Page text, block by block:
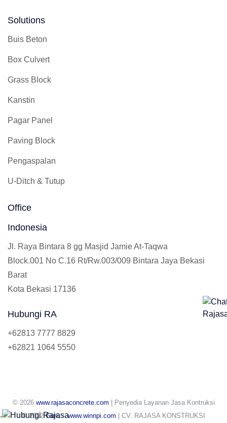
Solutions
Buis Beton
Box Culvert
Grass Block
Kanstin
Pagar Panel
Paving Block
Pengaspalan
U-Ditch & Tutup
Office
Indonesia
Jl. Raya Bintara 8 gg Masjid Jamie At-Taqwa
Block.001 No C.16 Rt/Rw.003/009 Bintara Jaya Bekasi
Barat
Kota Bekasi 17136
Hubungi RA
+62813 7777 8829
+62821 1064 5550
© 2026 www.rajasaconcrete.com | Penyedia Layanan Jasa Kontruksi
© 2012Guru- www.winnpi.com | CV. RAJASA KONSTRUKSI
.